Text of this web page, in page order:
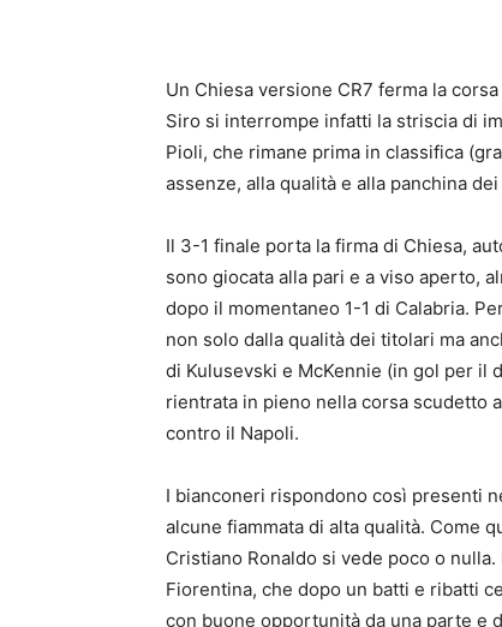
Un Chiesa versione CR7 ferma la
Siro si interrompe infatti la striscia di
Pioli, che rimane prima in classifica
assenze, alla qualità e alla panchina
Il 3-1 finale porta la firma di Chiesa,
sono giocata alla pari e a viso aperto,
dopo il momentaneo 1-1 di Calabria.
non solo dalla qualità dei titolari ma
di Kulusevski e McKennie (in gol per il
rientrata in pieno nella corsa scudetto
contro il Napoli.
I bianconeri rispondono così presenti
alcune fiammata di alta qualità. Come
Cristiano Ronaldo si vede poco o
Fiorentina, che dopo un batti e ribatti
con buone opportunità da una parte e